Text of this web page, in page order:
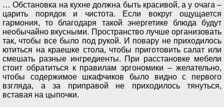
… Обстановка на кухне должна быть красивой, а у очага –
царить порядок и чистота. Если вокруг ощущается
гармония, то благодаря такой энергетике блюда будут
необычайно вкусными. Пространство лучше организовать
так, чтобы все было под рукой. И повару не приходилось
ютиться на краешке стола, чтобы приготовить салат или
смешать разные ингредиенты. При расстановке мебели
стоит обратиться к правилам эргономики – желательно,
чтобы содержимое шкафчиков было видно с первого
взгляда, а за приправой не приходилось тянуться,
вставая на цыпочки.